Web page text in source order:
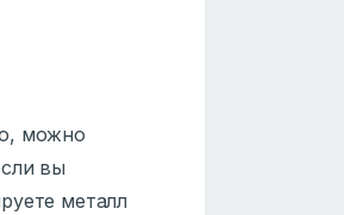
можно
вы
металл